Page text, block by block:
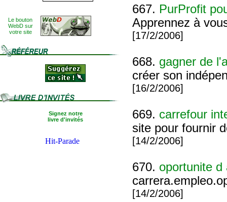
Le bouton
WebD sur
votre site
Signez notre
livre d'invités
667. PurProfit
Apprennez à
[17/2/2006]
668. gagner de
créer son
[16/2/2006]
669. carrefour
site pour fournir
[14/2/2006]
670. oportunite d
[14/2/2006]